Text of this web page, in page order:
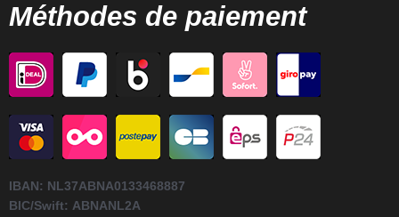
Méthodes de paiement
IBAN: NL37ABNA0133468887
BIC/Swift: ABNANL2A